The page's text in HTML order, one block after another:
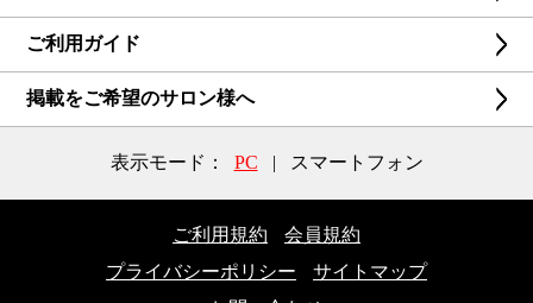
ご利用ガイド
掲載をご希望のサロン様へ
表示モード： PC | スマートフォン
ご利用規約
会員規約
プライバシーポリシー
サイトマップ